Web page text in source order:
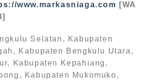
www.markasniaga.com [WA
Selatan, Kabupaten
Kabupaten Bengkulu Utara,
Kabupaten Kepahiang,
Kabupaten Mukomuko,